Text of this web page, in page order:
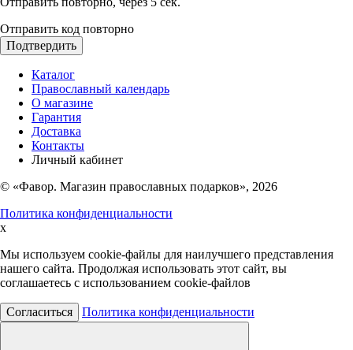
Отправить код повторно
Подтвердить
Каталог
Православный календарь
О магазине
Гарантия
Доставка
Контакты
Личный кабинет
© «Фавор. Магазин православных подарков», 2026
Политика конфиденциальности
x
Мы используем cookie-файлы для наилучшего представления
нашего сайта. Продолжая использовать этот сайт, вы
соглашаетесь с использованием cookie-файлов
Согласиться Политика конфиденциальности